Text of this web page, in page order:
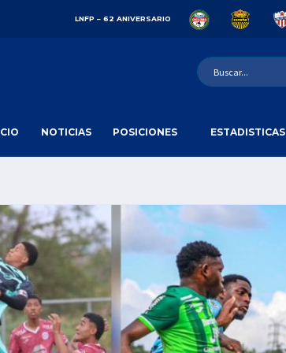
LNFP – 62 ANIVERSARIO
NOTICIAS POSICIONES ESTADISTICAS